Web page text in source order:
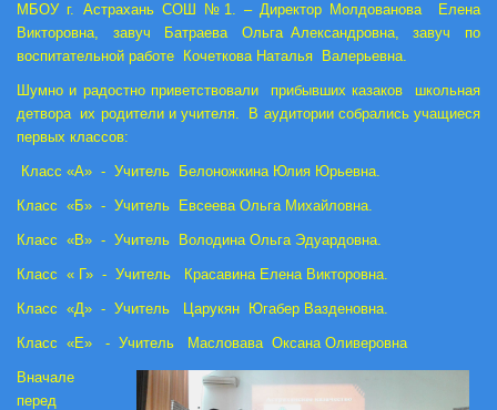
МБОУ г. Астрахань СОШ №1. – Директор Молдованова Елена
Викторовна, завуч Батраева Ольга Александровна, завуч по
воспитательной работе Кочеткова Наталья Валерьевна.
Шумно и радостно приветствовали прибывших казаков школьная
детвора их родители и учителя. В аудитории собрались учащиеся
первых классов:
Класс «А» - Учитель Белоножкина Юлия Юрьевна.
Класс «Б» - Учитель Евсеева Ольга Михайловна.
Класс «В» - Учитель Володина Ольга Эдуардовна.
Класс « Г» - Учитель Красавина Елена Викторовна.
Класс «Д» - Учитель Царукян Югабер Вазденовна.
Класс «Е» - Учитель Масловава Оксана Оливеровна
Вначале
перед